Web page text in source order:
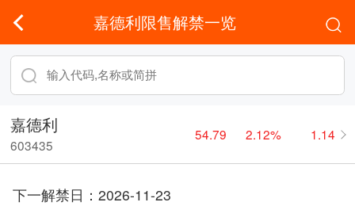
嘉德利限售解禁一览
嘉德利
603435
54.79 2.12% 1.14
下一解禁日： 2026-11-23